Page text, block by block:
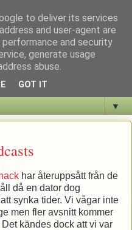
slag samt om vad som sker i
▼
har återuppsått från de
då en dator dog
synka tider. Vi vågar inte
men fler avsnitt kommer
kändes dock att vi var
to deliver its services
and user-agent are
and security
generate usage
abuse.
GOT IT